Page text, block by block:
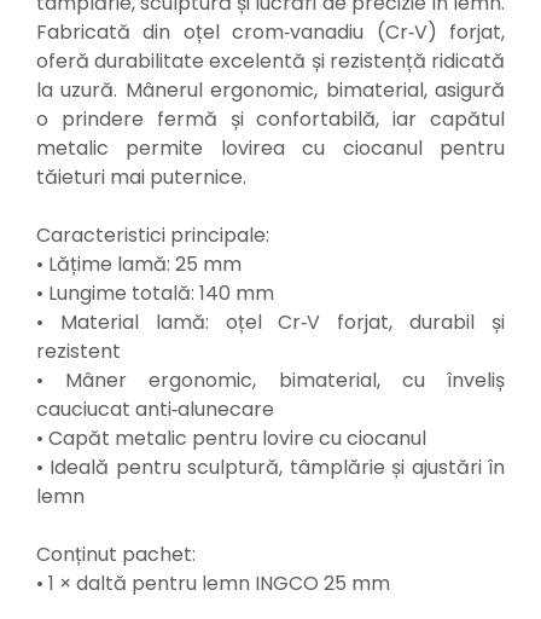
Accesorii scule electrice
Compresoare aer
Fierastrau sabie
Fierăstrău circular
Flexuri
Mixere mortar
Pistoale de bătut cuie
Polizoare
Seturi aparate electrice
Testere electrice
Unelte multifuncționale
Vibratoare pentru beton
Scule manuale
Aparate de Tăiat Gresie
Briceag multifuncțional
Ciocan
Dălți pentru Lemn
Menghine
Fabricată din oțel crom‑vanadiu (Cr‑V) forjat,
oferă durabilitate excelentă și rezistență ridicată
la uzură. Mânerul ergonomic, bimaterial, asigură
o prindere fermă și confortabilă, iar capătul
metalic permite lovirea cu ciocanul pentru
tăieturi mai puternice.
Caracteristici principale:
• Lățime lamă: 25 mm
• Lungime totală: 140 mm
• Material lamă: oțel Cr‑V forjat, durabil și
rezistent
• Mâner ergonomic, bimaterial, cu înveliș
cauciucat anti‑alunecare
• Capăt metalic pentru lovire cu ciocanul
• Ideală pentru sculptură, tâmplărie și ajustări în
lemn
Conținut pachet:
• 1 × daltă pentru lemn INGCO 25 mm